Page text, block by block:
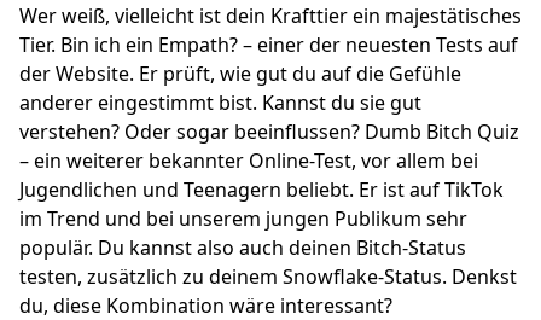
Wer weiß, vielleicht ist dein Krafttier ein majestätisches
Tier. Bin ich ein Empath?– einer der neuesten Tests auf
der Website. Er prüft, wie gut du auf die Gefühle
anderer eingestimmt bist. Kannst du sie gut
verstehen? Oder sogar beeinflussen? Dumb Bitch Quiz
– ein weiterer bekannter Online-Test, vor allem bei
Jugendlichen und Teenagern beliebt. Er ist auf TikTok
im Trend und bei unserem jungen Publikum sehr
populär. Du kannst also auch deinen Bitch-Status
testen, zusätzlich zu deinem Snowflake-Status. Denkst
du, diese Kombination wäre interessant?